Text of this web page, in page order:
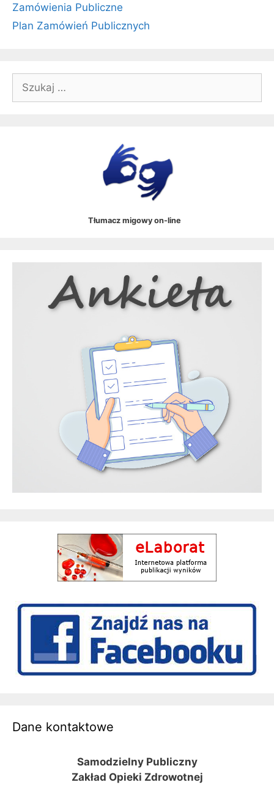
Zamówienia Publiczne
Plan Zamówień Publicznych
Szukaj:
Tłumacz migowy on-line
Dane kontaktowe
Samodzielny Publiczny
Zakład Opieki Zdrowotnej